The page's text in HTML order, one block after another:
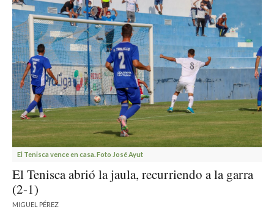
El Tenisca vence en casa. Foto José Ayut
El Tenisca abrió la jaula, recurriendo a la garra
(2-1)
MIGUEL PÉREZ